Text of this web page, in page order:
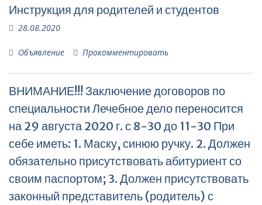
Инструкция для родителей и студентов
28.08.2020
Объявление Прокомментировать
ВНИМАНИЕ!!! Заключение договоров по
специальности Лечебное дело переносится
на 29 августа 2020 г. с 8-30 до 11-30 При
себе иметь: 1. Маску, синюю ручку. 2. Должен
обязательно присутствовать абитуриент со
своим паспортом; 3. Должен присутствовать
законный представитель (родитель) с